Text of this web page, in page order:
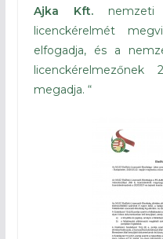
Ajka Kft.nemzeti
licenckérelmét
elfogadja, és a
licenckérelmezőnek
megadja. “